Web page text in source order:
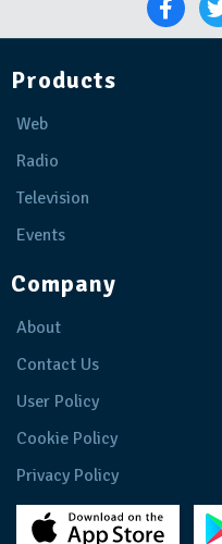
Products
Web
Radio
Television
Events
Company
About
Contact Us
User Policy
Cookie Policy
Privacy Policy